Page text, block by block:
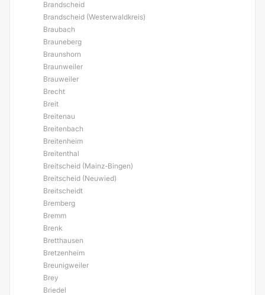
Brandscheid
Brandscheid (Westerwaldkreis)
Braubach
Brauneberg
Braunshorn
Braunweiler
Brauweiler
Brecht
Breit
Breitenau
Breitenbach
Breitenheim
Breitenthal
Breitscheid (Mainz-Bingen)
Breitscheid (Neuwied)
Breitscheidt
Bremberg
Bremm
Brenk
Bretthausen
Bretzenheim
Breunigweiler
Brey
Briedel